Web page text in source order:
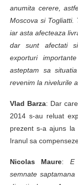
anumita cerere,
Moscova si Togliatti.
iar asta afecteaza
dar sunt afectati
exporturi
asteptam sa
revenim la nivelurile
Vlad Barza: Dar
2014 s-au reluat
prezent s-a ajuns la
Iranul sa
Nicolas Maure: E
semnate